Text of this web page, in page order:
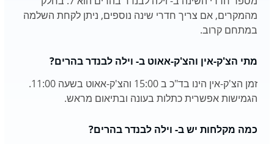
מהמקרים, אם צריך חדרי שינה נוספים, ניתן לקחת השלמה
במתחם קרוב.
מתי הצ'ק-אין והצ'ק-אאוט ב- וילה לבנדר בהרים?
זמן הצ'ק-אין הינו בד"כ ב 15:00 והצ'ק-אאוט בשעה 11:00.
הגמישות אפשרית כתלות בעונה ובתיאום מראש.
כמה מקלחות יש ב- וילה לבנדר בהרים?